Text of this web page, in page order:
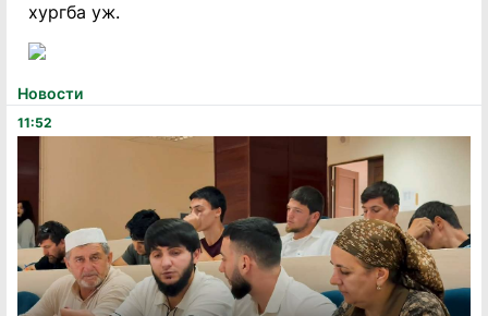
Новости
11:52
хургба уж.